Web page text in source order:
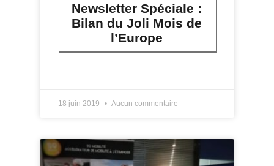
Newsletter Spéciale :
Bilan du Joli Mois de
l’Europe
18 juin 2019 Aucun commentaire